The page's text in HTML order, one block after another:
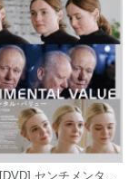
[DVD] センチメンタル・バリュー